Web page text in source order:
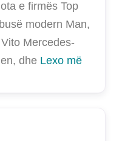
e firmës Top
modern Man,
Mercedes-
dhe Lexo më